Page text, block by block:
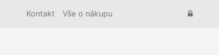
Kontakt Vše o nákupu